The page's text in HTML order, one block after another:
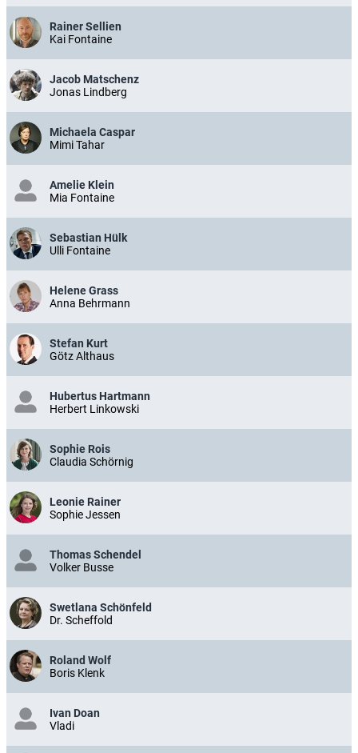
Rainer Sellien
Kai Fontaine
Jacob Matschenz
Jonas Lindberg
Michaela Caspar
Mimi Tahar
Amelie Klein
Mia Fontaine
Sebastian Hülk
Ulli Fontaine
Helene Grass
Anna Behrmann
Stefan Kurt
Götz Althaus
Hubertus Hartmann
Herbert Linkowski
Sophie Rois
Claudia Schörnig
Leonie Rainer
Sophie Jessen
Thomas Schendel
Volker Busse
Swetlana Schönfeld
Dr. Scheffold
Roland Wolf
Boris Klenk
Ivan Doan
Vladi